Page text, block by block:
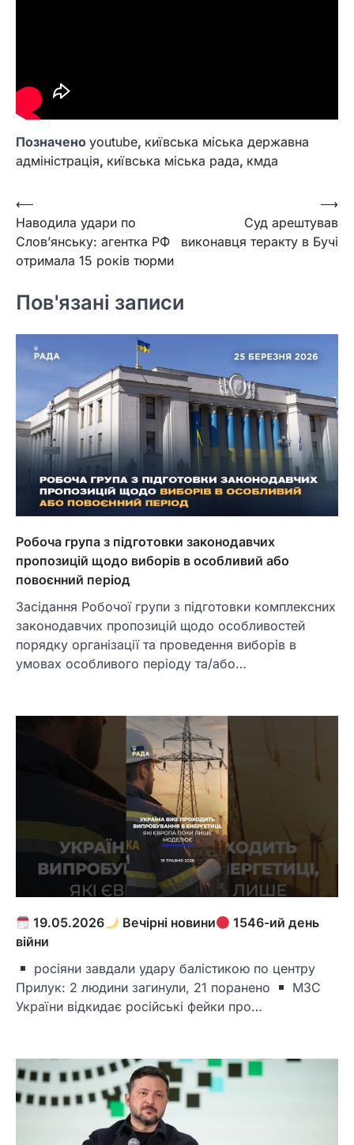
Позначено youtube, київська міська державна
адміністрація, київська міська рада, кмда
Навігація
записів
⟵
Наводила удари по
Слов’янську: агентка РФ
отримала 15 років тюрми
Суд арештував
виконавця теракту в Бучі
⟶
Пов'язані записи
Робоча група з підготовки законодавчих
пропозицій щодо виборів в особливий або
повоєнний період
Засідання Робочої групи з підготовки комплексних
законодавчих пропозицій щодо особливостей
порядку організації та проведення виборів в
умовах особливого періоду та/або…
19.05.2026 Вечірні новини
1546-ий день
війни
росіяни завдали удару балістикою по центру
Прилук: 2 людини загинули, 21 поранено
МЗС
України відкидає російські фейки про…